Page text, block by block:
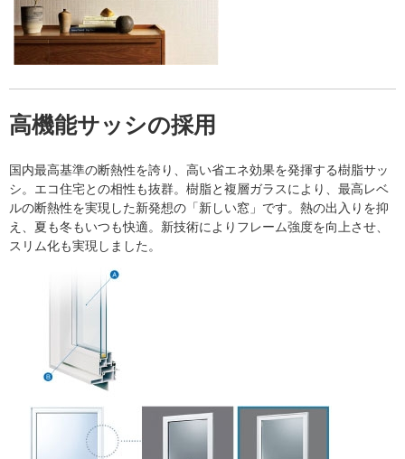
高機能サッシの採用
国内最高基準の断熱性を誇り、高い省エネ効果を発揮する樹脂サッ
シ。エコ住宅との相性も抜群。樹脂と複層ガラスにより、最高レベ
ルの断熱性を実現した新発想の「新しい窓」です。熱の出入りを抑
え、夏も冬もいつも快適。新技術によりフレーム強度を向上させ、
スリム化も実現しました。